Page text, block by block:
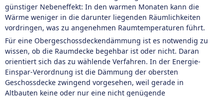
günstiger Nebeneffekt: In den warmen Monaten kann die
Wärme weniger in die darunter liegenden Räumlichkeiten
vordringen, was zu angenehmen Raumtemperaturen führt.
Für eine Obergeschossdeckendämmung ist es notwendig zu
wissen, ob die Raumdecke begehbar ist oder nicht. Daran
orientiert sich das zu wählende Verfahren. In der Energie-
Einspar-Verordnung ist die Dämmung der obersten
Geschossdecke zwingend vorgesehen, weil gerade in
Altbauten keine oder nur eine nicht genügende